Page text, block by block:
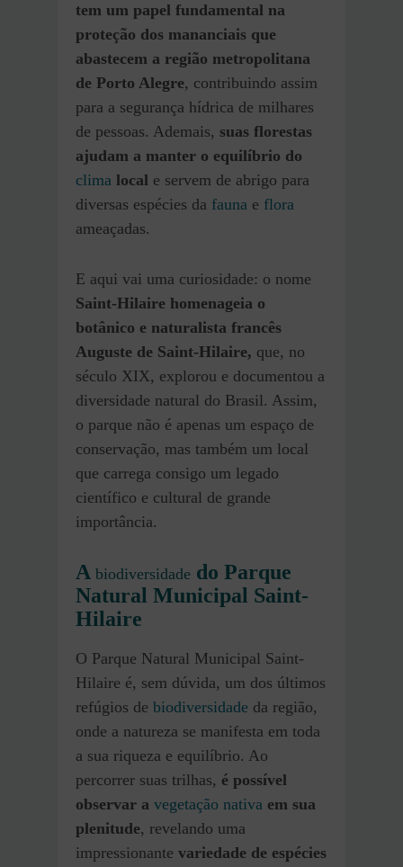
tem um papel fundamental na
proteção dos mananciais que
abastecem a região metropolitana
de Porto Alegre, contribuindo assim
para a segurança hídrica de milhares
de pessoas. Ademais, suas florestas
ajudam a manter o equilíbrio do
clima local e servem de abrigo para
diversas espécies da fauna e flora
ameaçadas.
E aqui vai uma curiosidade: o nome
Saint-Hilaire homenageia o
botânico e naturalista francês
Auguste de Saint-Hilaire, que, no
século XIX, explorou e documentou a
diversidade natural do Brasil. Assim,
o parque não é apenas um espaço de
conservação, mas também um local
que carrega consigo um legado
científico e cultural de grande
importância.
A biodiversidade do Parque
Natural Municipal Saint-
Hilaire
O Parque Natural Municipal Saint-
Hilaire é, sem dúvida, um dos últimos
refúgios de biodiversidade da região,
onde a natureza se manifesta em toda
a sua riqueza e equilíbrio. Ao
percorrer suas trilhas, é possível
observar a vegetação nativa em sua
plenitude, revelando uma
impressionante variedade de espécies